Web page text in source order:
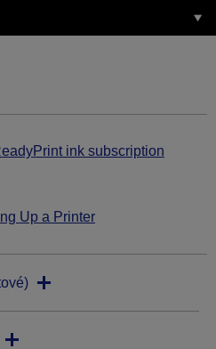
ink subscription
Up a Printer